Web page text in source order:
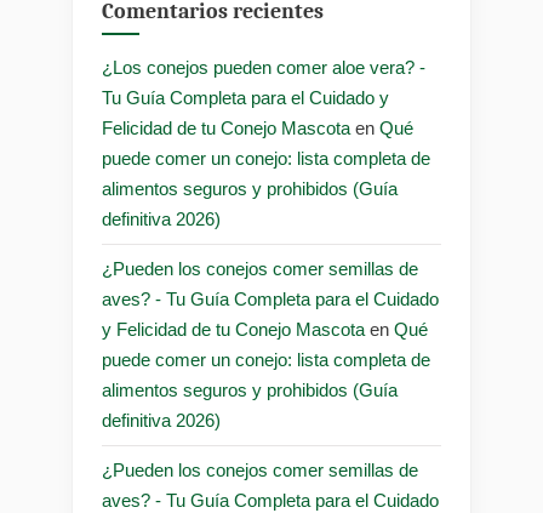
Comentarios recientes
¿Los conejos pueden comer aloe vera? -
Tu Guía Completa para el Cuidado y
Felicidad de tu Conejo Mascota en Qué
puede comer un conejo: lista completa de
alimentos seguros y prohibidos (Guía
definitiva 2026)
¿Pueden los conejos comer semillas de
aves? - Tu Guía Completa para el Cuidado
y Felicidad de tu Conejo Mascota en Qué
puede comer un conejo: lista completa de
alimentos seguros y prohibidos (Guía
definitiva 2026)
¿Pueden los conejos comer semillas de
aves? - Tu Guía Completa para el Cuidado